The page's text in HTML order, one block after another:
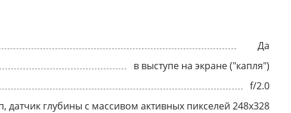
Да
в выступе на экране ("капля")
f/2.0
глубины с массивом активных пикселей 248x328